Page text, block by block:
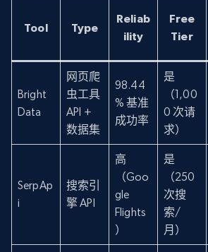
Tool Type
Reliab
ility
Free
Tier
Bright
Data
网页爬
虫工具
API +
数据集
98.44
% 基准
成功率
是
（1,00
0 次请
求）
SerpAp
i
搜索引
擎 API
高
（Goo
gle
Flights
）
是
（250
次搜
索/
月）